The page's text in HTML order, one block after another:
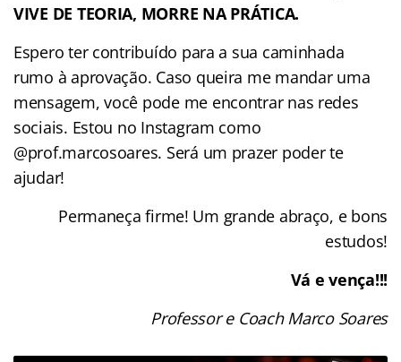
VIVE DE TEORIA, MORRE NA PRÁTICA.
Espero ter contribuído para a sua caminhada
rumo à aprovação. Caso queira me mandar uma
mensagem, você pode me encontrar nas redes
sociais. Estou no Instagram como
@prof.marcosoares. Será um prazer poder te
ajudar!
Permaneça firme! Um grande abraço, e bons
estudos!
Vá e vença!!!
Professor e Coach Marco Soares